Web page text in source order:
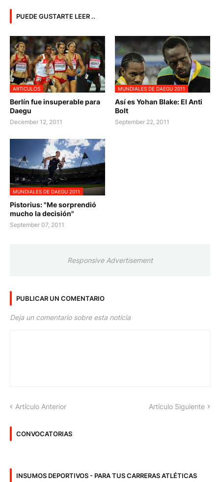
PUEDE GUSTARTE LEER ..
ARTICULOS
Berlín fue insuperable para
Daegu
December 12, 2011
MUNDIALES DE DAEGU 2011
Así es Yohan Blake: El Anti
Bolt
September 22, 2011
MUNDIALES DE DAEGU 2011
Pistorius: "Me sorprendió
mucho la decisión"
September 07, 2011
Responsive Advertisement
PUBLICAR UN COMENTARIO
Deja un comentario sobre esta noticia
Artículo Anterior Artículo Siguiente
CONVOCATORIAS
INSUMOS DEPORTIVOS - PARA TUS CARRERAS ATLÉTICAS